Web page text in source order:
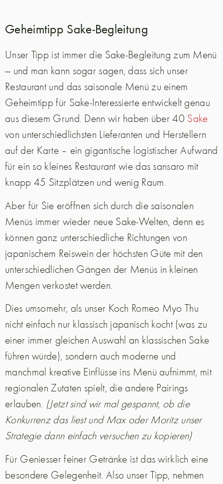
Geheimtipp Sake-Begleitung
Unser Tipp ist immer die Sake-Begleitung zum Menü
— und man kann sogar sagen, dass sich unser
Restaurant und das saisonale Menü zu einem
Geheimtipp für Sake-Interessierte entwickelt genau
aus diesem Grund. Denn wir haben über 40 Sake
von unterschiedlichsten Lieferanten und Herstellern
auf der Karte – ein gigantische logistischer Aufwand
für ein so kleines Restaurant wie das sansaro mit
knapp 45 Sitzplätzen und wenig Raum.
Aber für Sie eröffnen sich durch die saisonalen
Menüs immer wieder neue Sake-Welten, denn es
können ganz unterschiedliche Richtungen von
japanischem Reiswein der höchsten Güte mit den
unterschiedlichen Gängen der Menüs in kleinen
Mengen verkostet werden.
Dies umsomehr, als unser Koch Romeo Myo Thu
nicht einfach nur klassisch japanisch kocht (was zu
einer immer gleichen Auswahl an klassischen Sake
führen würde), sondern auch moderne und
manchmal kreative Einflüsse ins Menü aufnimmt, mit
regionalen Zutaten spielt, die andere Pairings
erlauben. (Jetzt sind wir mal gespannt, ob die
Konkurrenz das liest und Max oder Moritz unser
Strategie dann einfach versuchen zu kopieren)
Für Geniesser feiner Getränke ist das wirklich eine
besondere Gelegenheit. Also unser Tipp, nehmen